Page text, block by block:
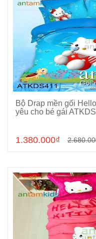
Bộ Drap mền gối
yêu cho bé gái
1.380.000₫